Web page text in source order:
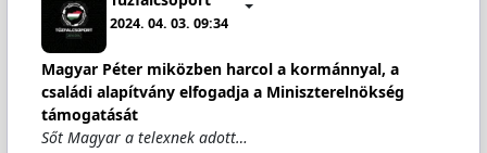
2024. 04. 03. 09:34
Magyar Péter miközben harcol a kormánnyal, a
családi alapítvány elfogadja a Miniszterelnökség
támogatását
Sőt Magyar a telexnek adott…